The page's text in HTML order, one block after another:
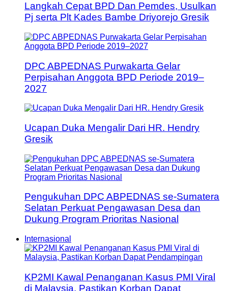
Langkah Cepat BPD Dan Pemdes, Usulkan
Pj serta Plt Kades Bambe Driyorejo Gresik
DPC ABPEDNAS Purwakarta Gelar
Perpisahan Anggota BPD Periode 2019–
2027
Ucapan Duka Mengalir Dari HR. Hendry
Gresik
Pengukuhan DPC ABPEDNAS se-Sumatera
Selatan Perkuat Pengawasan Desa dan
Dukung Program Prioritas Nasional
Internasional
KP2MI Kawal Penanganan Kasus PMI Viral
di Malaysia, Pastikan Korban Dapat